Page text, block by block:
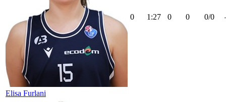
Elisa Furlani
0 1:27 0 0 0/0